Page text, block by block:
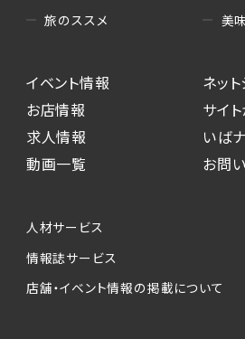
（5）広告主への問い合わせ・
・本サービスを通じて求人広
選考に関する連絡
・本サービスを通じて店舗へ
した際の内容確認、返答
本サービスが収集する個人情
ービスの実施にあたりそれぞ
を入力いただかない場合は、
旅のススメ
美
イベント情報
お店情報
求人情報
動画一覧
ネッ
サイ
いば
お問
人材サービス
情報誌サービス
店舗・イベント情報の掲載について